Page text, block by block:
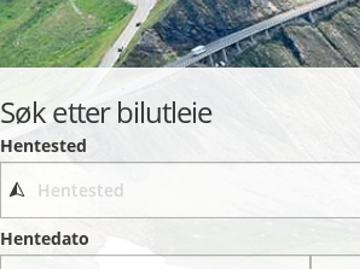
Søk etter bilutleie
Hentested
Hentedato